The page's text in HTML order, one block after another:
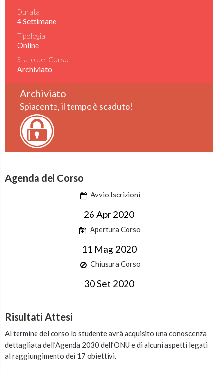
Durata
4 Settimane
Tipologia
Online
Stato del Corso
Archiviato
Archiviato
Spiacente, il tempo è scaduto!
Agenda del Corso
Avvio Iscrizioni
26 Apr 2020
Apertura Corso
11 Mag 2020
Chiusura Corso
30 Set 2020
Risultati Attesi
Al termine del corso lo studente avrà acquisito una conoscenza
dettagliata dell’Agenda 2030 dell’ONU e di alcuni aspetti legati
al raggiungimento dei 17 obiettivi.